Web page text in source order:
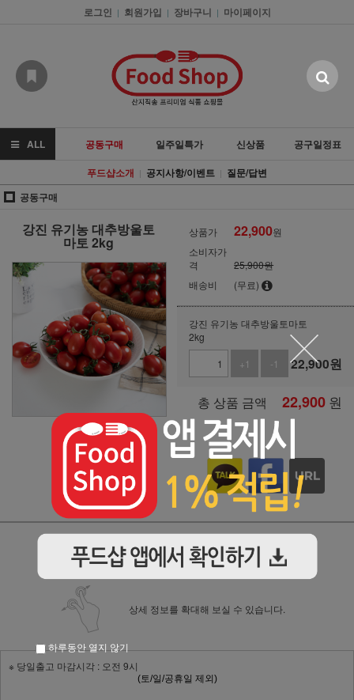
로그인 | 회원가입 | 장바구니 | 마이페이지
ALL 공동구매 일주일특가 신상품
공구일정표
푸드샵소개 | 공지사항/이벤트 | 질문/답변
공동구매
강진 유기농 대추방울토
마토 2kg
상품가 22,900원
소비자가
격
25,900원
배송비
(무료)
강진 유기농 대추방울토마토
2kg
+1
-1 22,900원
총 상품 금액 22,900 원
상품상세 설명 확대보기
상세 정보를 확대해 보실 수 있습니다.
※ 당일출고 마감시각 : 오전 9시
(토/일/공휴일 제외)
하루동안 열지 않기